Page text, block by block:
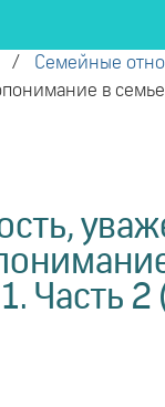
/ Семейные
в
Часть